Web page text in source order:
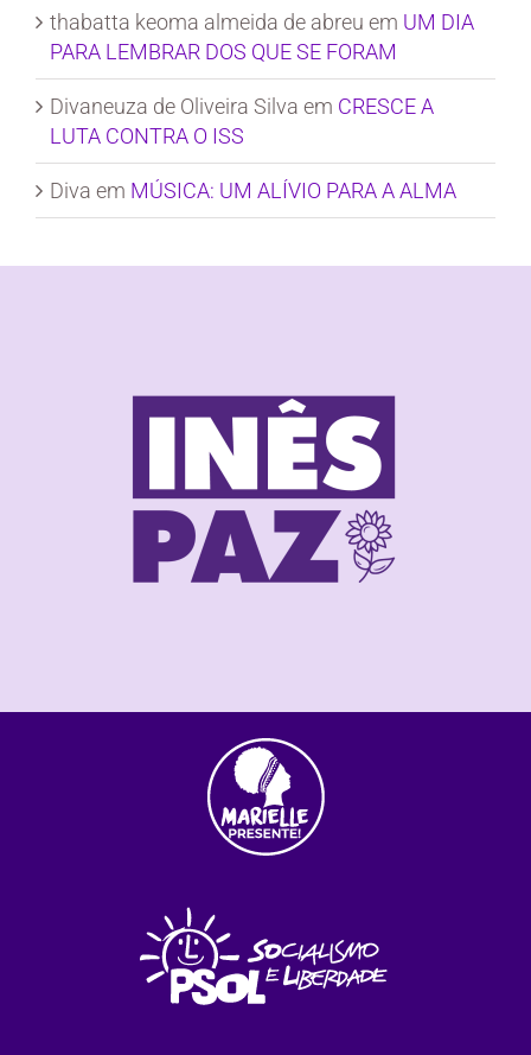
thabatta keoma almeida de abreu em UM DIA
PARA LEMBRAR DOS QUE SE FORAM
Divaneuza de Oliveira Silva em CRESCE A
LUTA CONTRA O ISS
Diva em MÚSICA: UM ALÍVIO PARA A ALMA